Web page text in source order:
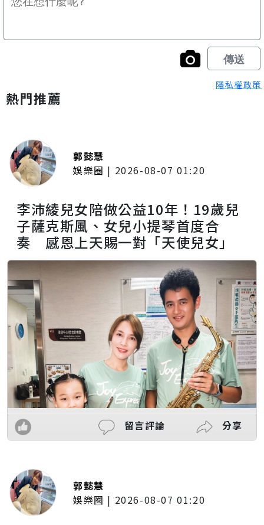
隱私權政策
熱門推薦
郭懿慧
娛樂圈 | 2026-08-07 01:20
李沛綾兒女陪做公益10年！19歲兒
子薩克斯風、女兒小提琴首度合
奏 感恩上天賜一對「天使兒女」
留言評論 分享
郭懿慧
娛樂圈 | 2026-08-07 01:20